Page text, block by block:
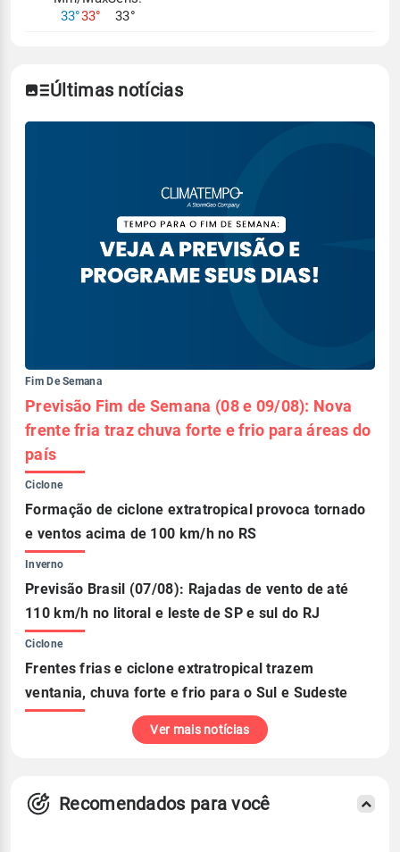
33°33°
33°
Últimas notícias
Fim De Semana
Previsão Fim de Semana (08 e 09/08): Nova
frente fria traz chuva forte e frio para áreas do
país
Ciclone
Formação de ciclone extratropical provoca tornado
e ventos acima de 100 km/h no RS
Inverno
Previsão Brasil (07/08): Rajadas de vento de até
110 km/h no litoral e leste de SP e sul do RJ
Ciclone
Frentes frias e ciclone extratropical trazem
ventania, chuva forte e frio para o Sul e Sudeste
Ver mais notícias
Recomendados para você